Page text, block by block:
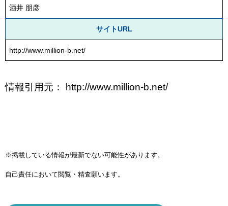
酒井 朋彦
サイトURL
http://www.million-b.net/
情報引用元： http://www.million-b.net/
※掲載している情報が最新でない可能性があります。
自己責任において閲覧・精査願います。